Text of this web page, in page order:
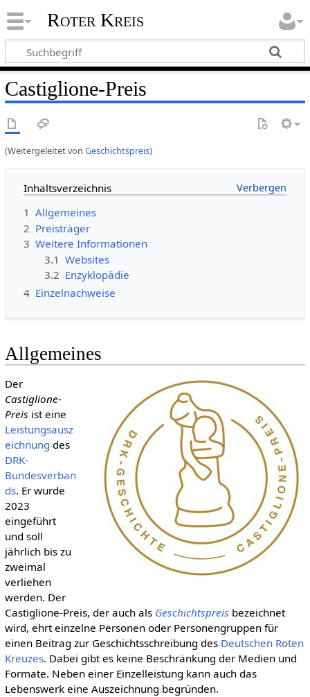
Roter Kreis
Castiglione-Preis
(Weitergeleitet von Geschichtspreis)
Inhaltsverzeichnis
1 Allgemeines
2 Preisträger
3 Weitere Informationen
3.1 Websites
3.2 Enzyklopädie
4 Einzelnachweise
Allgemeines
Der
Castiglione-
Preis ist eine
Leistungsausz
eichnung des
DRK-
Bundesverban
ds. Er wurde
2023
eingeführt
und soll
jährlich bis zu
zweimal
verliehen
werden. Der
Castiglione-Preis, der auch als Geschichtspreis bezeichnet
wird, ehrt einzelne Personen oder Personengruppen für
einen Beitrag zur Geschichtsschreibung des Deut­schen Roten
Kreu­zes. Dabei gibt es keine Beschränkung der Medien und
Formate. Neben einer Einzelleistung kann auch das
Lebenswerk eine Auszeichnung begründen.